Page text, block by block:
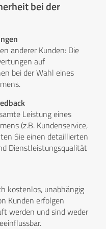
bei der
anderer Kunden: Die
auf
bei der Wahl eines
Leistung eines
(z.B. Kundenservice,
Sie einen detaillierten
Dienstleistungsqualität
kostenlos, unabhängig
Kunden erfolgen
werden und sind weder